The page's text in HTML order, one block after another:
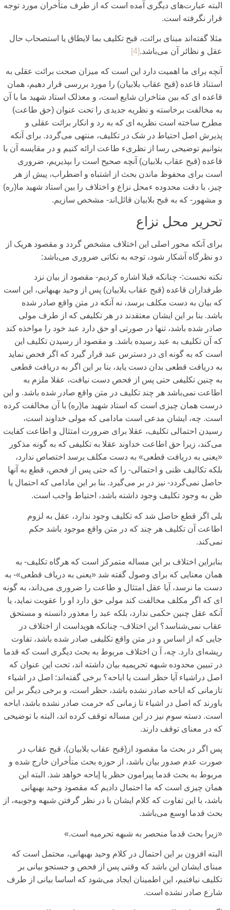
البته عبارت‌های‌ دیگری‌ آمده است که از طرف متأخران مورد توجه
قرار نگرفته است.
مثلا گفته‌اند مبنای‌ برائت، قبح تکلیف بما لایطاق یا استصحاب حال
عقل و نظائر آن می‌باشد.[4]
آنچه برای‌ ما اهمیت دارد این است که میزان صحت برائت عقلی‌ به
استناد قاعده (قبح عقاب بلابیان) را مورد بررسی‌ قرار دهیم، همان
قاعده ای‌ که بین متاخران شایع است، و معذلک استاد شهید ما با آن
به مخالفت برخاسته و نظریه جدیدی‌ را تحت عنوان (حق طاعت)
مطرح ساخته است نظریه ای‌ که به رد و انکار برائت عقلی‌ و
پذیرش اصل احتیاط در شک در تکلیف، منتهی‌ می‌‌گردد. برای‌ آنکه
بتوانیم توضیحی‌ رسا از نظری‌‌ء طاعت ارائه کنیم و در مقایسه آن با
قاعده (قبح عقاب بلابیان) آنچه صحیح است را بپذیریم، ضروری‌
است برای‌ محفوظ ماندن بحث از اشتباه و اضطراب، پیش از هر
چیز، با دقت محدوده ءمحل نزاع و اختلاف را بین استاد شهید ما(ره)
و مشهور- که به قبح بلابیان قائل‌اند- مشخص سازیم.
تحریر محل نزاع
برای‌ آنکه محور اصلی‌ این اختلاف مشخص گردد و مقصود هریک از
دو نظرگاه آشکار شود، توجه به نکاتی‌ ضروری‌ می‌‌باشد:
نکته نخست:- چنانکه قبلا اشاره کردیم- مقصود از بیان نزد
طرفداران قاعده (قبح عقاب بلابیان) پس از وحید بهبهانی‌، این است
که بیان به دست مکلف برسد، نه آنکه در متن واقع صادر شده
باشد. بنا بر این ایشان معتقدند در هر تکلیفی‌ که از طرف مولی‌
صادر شده باشد، تنها در صورتی‌ او حق دارد عبد خود را مواخذه کند
که آن تکلیف به عبد رسیده باشد. و مقصود از رسیدن تکلیف این
است که به گونه ای‌ در دسترس عبد قرار گیرد که اگر فحص نماید
به دریافت قطعی‌ بدان دست یابد، بنا بر این اگر به دریافت قطعی‌
به چنین تکلیفی‌ حتی‌ پس از فحص دست نیافت، عقلا ملزم به
اطاعت نمی‌‌باشد هر چند تکلیف در متن واقع صادر شده باشد. و این
درست همان چیزی‌ است که استاد شهید ما(ره) با آن مخالفت کرده
است. چه، ایشان مدعی‌ است مادامی‌ که مولی‌ خداوند است،
رسیدن احتمالی‌ تکلیف، عقلا برای‌ ضرورت امتثال و اطاعت کفایت
می‌‌کند، زیرا حق اطاعت خداوند عقلا به تکلیفی‌ که به گونه مذکور
«یعنی‌ به دریافت قطعی‌‌» به دست مکلف برسد اختصاص ندارد،
بلکه تکالیف ظنی‌ و احتمالی‌- را که حتی‌ پس از فحص، قطع به آنها
حاصل نمی‌‌گردد- نیز در بر می‌‌گیرد. بنا بر این مادامی‌ که احتمال یا
ظن به وجود تکلیف وجود داشته باشد، احتیاط واجب است.
بلی‌ اگر قطع حاصل شد که تکلیف وجود ندارد، عقل به لزوم
اطاعت آن تکلیف هر چند که در متن واقع موجود باشد حکم
نمی‌‌کند.
بنابراین اختلاف بر این مساله متمرکز است که هرگاه تکلیف- به
همان معنایی‌ که برای‌ وصول گفته شد «یعنی‌ به دریاف قطعی‌‌»- به
دست ما نرسد، آیا عقل امتثال و طاعت را ضروری‌ می‌‌داند، به گونه
ای‌ که اگر مکلف مخالفت کند مولی‌ حق دارد او را عقوبت نماید، یا
آنکه عقل چنین حکمی‌ ندارد، بلکه عبد را معذور دانسته و مستحق
عقاب نمی‌‌شناسد؟ این اختلاف- چنانکه هویداست از اختلاف در
جایی‌ که از اساس و در متن واقع تکلیفی‌ صادر شده باشد، تفاوت
ریشه‌ای‌ دارد. چه، آ ن اختلاف مربوط به بحث دیگری‌ است که قدما
در تبیین محدوده شبهه تحریمیه بیان داشته اند، تحت این عنوان که
اصل دراشیاء آیا حظر است یا اباحه؟ برخی‌ گفته‌اند: اصل در اشیاء
تازمانی‌ که اباحه صادر نشده باشد، حظر است، و برخی‌ دیگر بر این
باورند که اصل در اشیاء تا زمانی‌ که حرمت صادر نشده باشد، اباحه
است. دسته سوم نیز در این مساله توقف کرده اند، البته با توضیحی‌
که در معنای‌ توقف دارند.
پس اگر در بحث ما مقصود از(قبح عقاب بلابیان)، قبح عقاب در
صورت عدم صدور بیان باشد، از حوزه بحث متأخران خارج شده و
مربوط به بحث قدما پیرامون حظر یا إباحه خواهد شد. البته این
همان چیزی‌ است که ما احتمال دادیم که مقصود وحید بهبهانی‌
باشد، با این تفاوت که کلام ایشان با در نظر گرفتن شبهه وجوبیه، از
بحث قدما اوسع می‌‌باشد.
«زیرا بحث قدما منحصر به شبهه تحرمیه است.»
البته افزون بر این احتمال در کلام وحید بهبهانی‌، محتمل است که
مبنای‌ ایشان این باشد که وقتی‌ پس از فحص و جستجو بیانی‌ بر
تکلیف نیافتیم، این اطمینان ایجاد می‌‌شود که اساسا بیانی‌ از طرف
شارع صادر نشده است.